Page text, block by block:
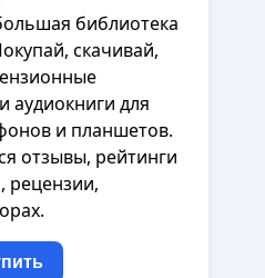
библиотека
скачивай,
аудиокниги для
и планшетов.
отзывы, рейтинги
рецензии,